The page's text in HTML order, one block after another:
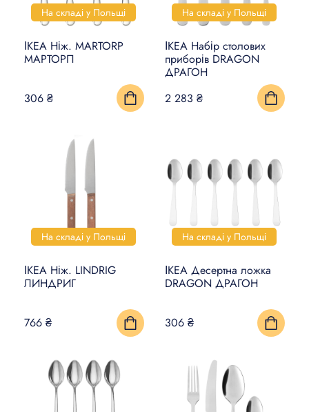
На складі у Польщі
ІКЕА Ніж. MARTORP
МАРТОРП
306 ₴
На складі у Польщі
ІКЕА Набір столових
приборів DRAGON
ДРАГОН
2 283 ₴
На складі у Польщі
ІКЕА Ніж. LINDRIG
ЛИНДРИГ
766 ₴
На складі у Польщі
ІКЕА Десертна ложка
DRAGON ДРАГОН
306 ₴